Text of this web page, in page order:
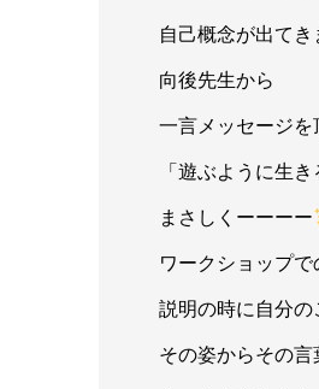
自己概念が出てき
向後先生から
一言メッセージ
「遊ぶように生き
まさしくーーーー
ワークショップ
説明の時に自分
その姿からその言